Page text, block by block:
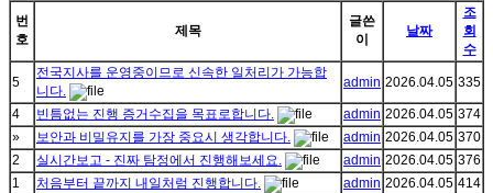
번
호
제목
글쓴
이
날짜
조
회
수
5
전국지사를 운영중이므로 신속한 일처리가 가능합
니다.
admin 2026.04.05 335
4 빈틈없는 진행 증거수집을 목표로합니다. admin 2026.04.05 374
»
보안과 비밀유지를 가장 중요시 생각합니다. admin 2026.04.05 370
2
실시간보고 - 진짜 탐정에서 진행해보세요. admin 2026.04.05 376
1
처음부터 끝까지 내일처럼 진행합니다. admin 2026.04.05 414